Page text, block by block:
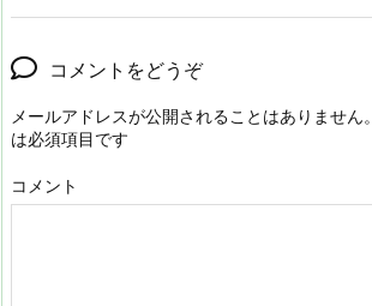
コメントをどうぞ
メールアドレスが公開されることはありません。
は必須項目です
コメント